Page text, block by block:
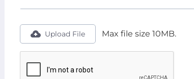
Upload File Max file size 10MB.